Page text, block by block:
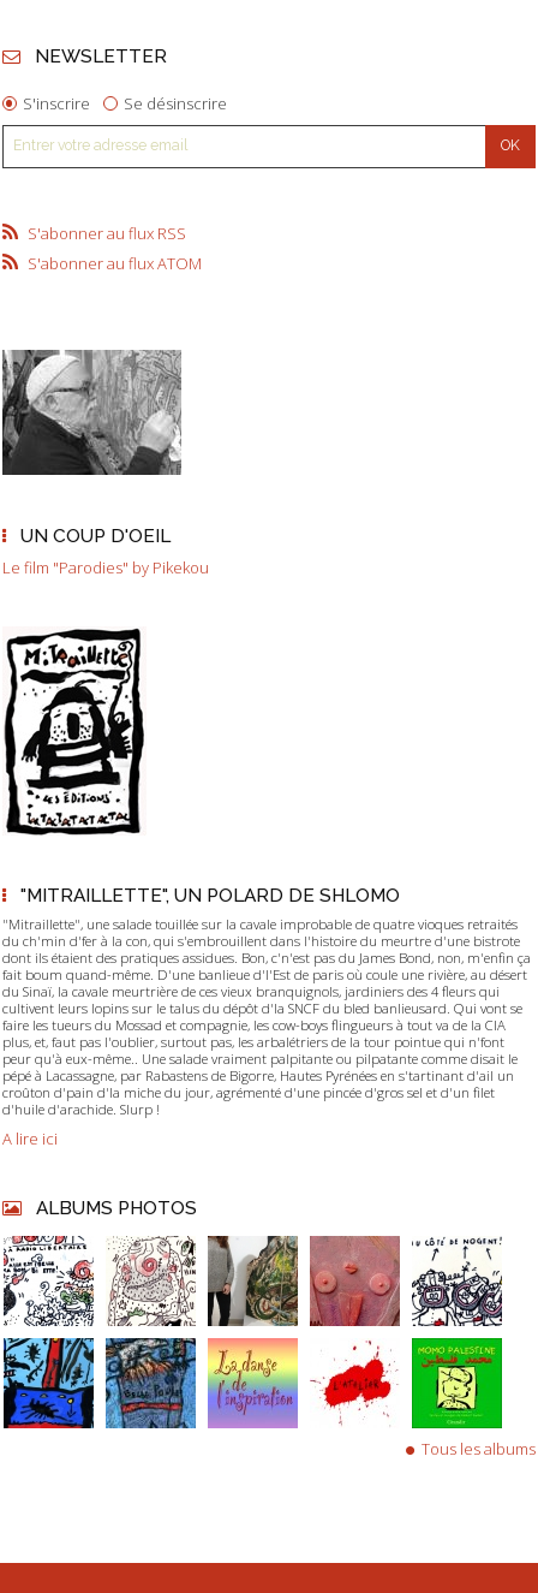
NEWSLETTER
S'inscrire Se désinscrire
S'abonner au flux RSS
S'abonner au flux ATOM
UN COUP D'OEIL
Le film "Parodies" by Pikekou
"MITRAILLETTE", UN POLARD DE SHLOMO
"Mitraillette", une salade touillée sur la cavale improbable de quatre vioques retraités
du ch'min d'fer à la con, qui s'embrouillent dans l'histoire du meurtre d'une bistrote
dont ils étaient des pratiques assidues. Bon, c'n'est pas du James Bond, non, m'enfin ça
fait boum quand-même. D'une banlieue d'l'Est de paris où coule une rivière, au désert
du Sinaï, la cavale meurtrière de ces vieux branquignols, jardiniers des 4 fleurs qui
cultivent leurs lopins sur le talus du dépôt d'la SNCF du bled banlieusard. Qui vont se
faire les tueurs du Mossad et compagnie, les cow-boys flingueurs à tout va de la CIA
plus, et, faut pas l'oublier, surtout pas, les arbalétriers de la tour pointue qui n'font
peur qu'à eux-même.. Une salade vraiment palpitante ou pilpatante comme disait le
pépé à Lacassagne, par Rabastens de Bigorre, Hautes Pyrénées en s'tartinant d'ail un
croûton d'pain d'la miche du jour, agrémenté d'une pincée d'gros sel et d'un filet
d'huile d'arachide. Slurp !
A lire ici
ALBUMS PHOTOS
Tous les albums